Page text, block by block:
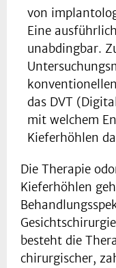
von
Eine
unabdingbar.
das DVT
mit welchem
Kieferhöhlen
Die Therapie
Kieferhöhlen
besteht die
chirurgischer,